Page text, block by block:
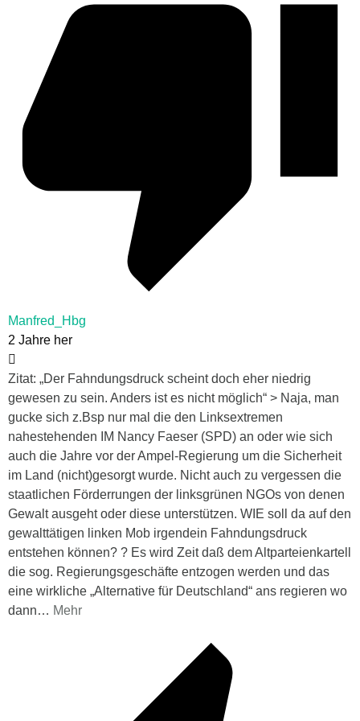
Manfred_Hbg
2 Jahre her
Zitat: „Der Fahndungsdruck scheint doch eher niedrig
gewesen zu sein. Anders ist es nicht möglich“ > Naja, man
gucke sich z.Bsp nur mal die den Linksextremen
nahestehenden IM Nancy Faeser (SPD) an oder wie sich
auch die Jahre vor der Ampel-Regierung um die Sicherheit
im Land (nicht)gesorgt wurde. Nicht auch zu vergessen die
staatlichen Förderrungen der linksgrünen NGOs von denen
Gewalt ausgeht oder diese unterstützen. WIE soll da auf den
gewalttätigen linken Mob irgendein Fahndungsdruck
entstehen können? ? Es wird Zeit daß dem Altparteienkartell
die sog. Regierungsgeschäfte entzogen werden und das
eine wirkliche „Alternative für Deutschland“ ans regieren wo
dann… Mehr